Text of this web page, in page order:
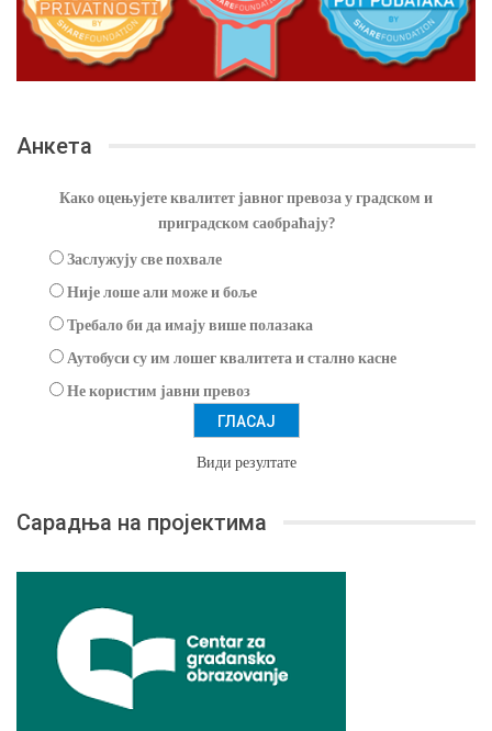
Анкета
Како оцењујете квалитет јавног превоза у градском и
приградском саобраћају?
Заслужују све похвале
Није лоше али може и боље
Требало би да имају више полазака
Аутобуси су им лошег квалитета и стално касне
Не користим јавни превоз
Види резултате
Сарадња на пројектима